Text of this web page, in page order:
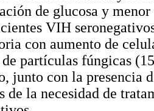
de glucosa y
VIH
con aumento de
partículas fúngicas
junto con la presencia
de la necesidad de